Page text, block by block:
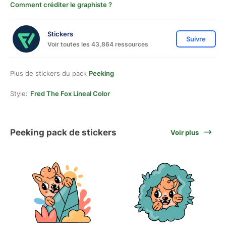
Comment créditer le graphiste ?
Stickers
Voir toutes les 43,864 ressources
Suivre
Plus de stickers du pack Peeking
Style: Fred The Fox Lineal Color
Peeking pack de stickers Voir plus